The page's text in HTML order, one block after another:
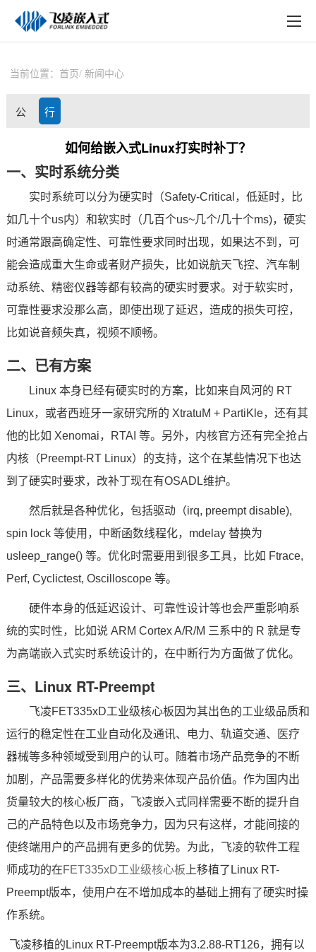
技术与支持
在线文档
关于飞凌
天猫商城
淘宝商城
新闻中心
在线购买
当前位置： 首页 新闻中心
公
动
行
资
讯
如何给嵌入式Linux打实时补丁？
一、实时系统分类
实时系统可以分为硬实时（Safety-Critical，低延时，比
如几十个us内）和软实时（几百个us~几个/几十个ms)，硬实
时通常跟高确定性、可靠性要求同时出现，如果达不到，可
能会造成重大生命或者财产损失，比如说航天飞控、汽车制
动系统、精密仪器等都有较高的硬实时要求。对于软实时，
可靠性要求没那么高，即使出现了延迟，造成的损失可控，
比如说音频失真，视频不顺畅。
二、已有方案
Linux 本身已经有硬实时的方案，比如来自风河的 RT
Linux，或者西班牙一家研究所的 XtratuM + PartiKle，还有其
他的比如 Xenomai，RTAI 等。另外，内核官方还有完全抢占
内核（Preempt-RT Linux）的支持，这个在某些情况下也达
到了硬实时要求，改补丁现在有OSADL维护。
然后就是各种优化，包括驱动（irq, preempt disable),
spin lock 等使用，中断函数线程化，mdelay 替换为
usleep_range() 等。优化时需要用到很多工具，比如 Ftrace,
Perf, Cyclictest, Oscilloscope 等。
硬件本身的低延迟设计、可靠性设计等也会严重影响系
统的实时性，比如说 ARM CortexA/R/M 三系中的 R 就是专
为高端嵌入式实时系统设计的，在中断行为方面做了优化。
三、Linux RT-Preempt
飞凌FET335xD工业级核心板 因为其出色的工业级品质和
运行的稳定性在工业自动化及通讯、
电力、 轨道交通、
医疗
器械等多种领域受到用户的认可。随着市场产品竞争的不断
加剧，产品需要多样化的优势来体现产品价值。作为国内出
货量较大的核心板厂商， 飞凌嵌入式同样需要不断的提升自
己的产品特色以及市场竞争力，因为只有这样，才能间接的
使终端用户的产品拥有更多的优势。为此，飞凌的软件工程
师成功的在FET335xD工业级核心板 上移植了Linux RT-
Preempt版本，使用户在不增加成本的基础上拥有了硬实时操
作系统。
飞凌移植的Linux RT-Preempt版本为3.2.88-RT126，拥有以